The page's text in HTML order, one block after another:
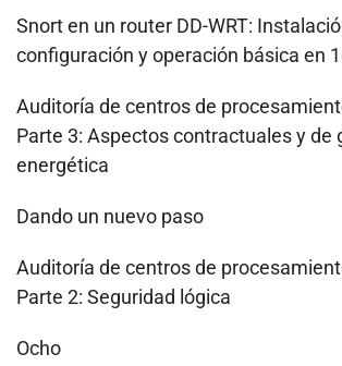
Snort en un router DD-WRT:
configuración y operación básica en
Auditoría de centros de
Parte 3: Aspectos contractuales y de
energética
Dando un nuevo paso
Auditoría de centros de
Parte 2: Seguridad lógica
Ocho